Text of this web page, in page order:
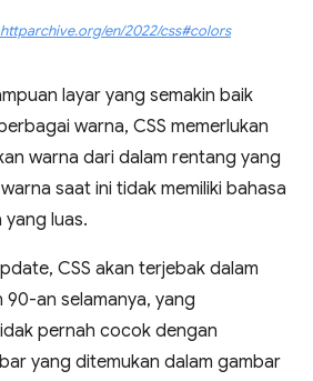
en/2022/css#colors
layar yang semakin baik
warna, CSS memerlukan
warna dari dalam rentang yang
saat ini tidak memiliki bahasa
luas.
CSS akan terjebak dalam
an selamanya, yang
pernah cocok dengan
yang ditemukan dalam gambar